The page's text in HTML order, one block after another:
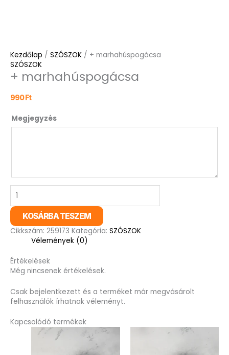
Kezdőlap / SZÓSZOK / + marhahúspogácsa
SZÓSZOK
+ marhahúspogácsa
990 Ft
Megjegyzés
KOSÁRBA TESZEM
Cikkszám: 259173 Kategória: SZÓSZOK
Vélemények (0)
Értékelések
Még nincsenek értékelések.
Csak bejelentkezett és a terméket már megvásárolt
felhasználók írhatnak véleményt.
Kapcsolódó termékek